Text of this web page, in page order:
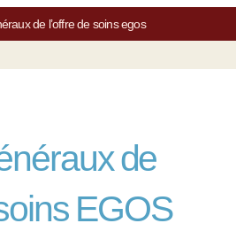
de l’offre de soins egos
de
EGOS